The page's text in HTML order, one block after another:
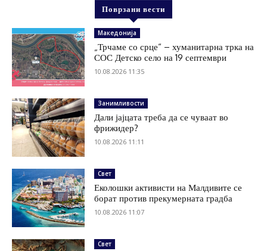
Поврзани вести
Македонија
„Трчаме со срце“ – хуманитарна трка на
СОС Детско село на 19 септември
10.08.2026 11:35
Занимливости
Дали јајцата треба да се чуваат во
фрижидер?
10.08.2026 11:11
Свет
Еколошки активисти на Малдивите се
борат против прекумерната градба
10.08.2026 11:07
Свет